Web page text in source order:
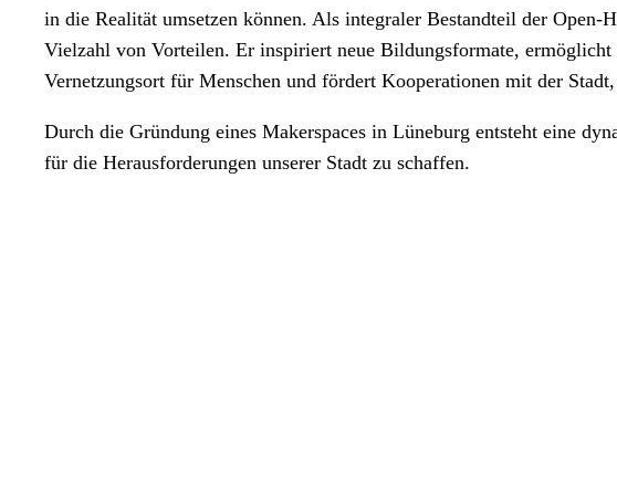
in die Realität umsetzen können. Als integraler Bestandteil der
Vielzahl von Vorteilen. Er inspiriert neue Bildungsformate,
Vernetzungsort für Menschen und fördert Kooperationen mit der
Durch die Gründung eines Makerspaces in Lüneburg entsteht eine
für die Herausforderungen unserer Stadt zu schaffen.